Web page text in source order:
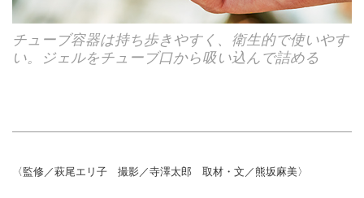
チューブ容器は持ち歩きやすく、衛生的で使いやす
い。ジェルをチューブ口から吸い込んで詰める
〈監修／萩尾エリ子 撮影／寺澤太郎 取材・文／熊坂麻美〉